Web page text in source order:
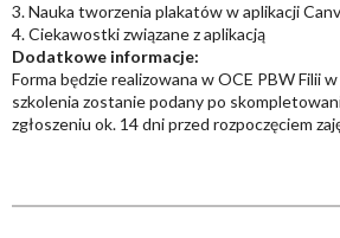
3. Nauka tworzenia plakatów w aplikacji
4. Ciekawostki związane z aplikacją
Dodatkowe informacje:
Forma będzie realizowana w OCE PBW Filii
szkolenia zostanie podany po
zgłoszeniu ok. 14 dni przed rozpoczęciem